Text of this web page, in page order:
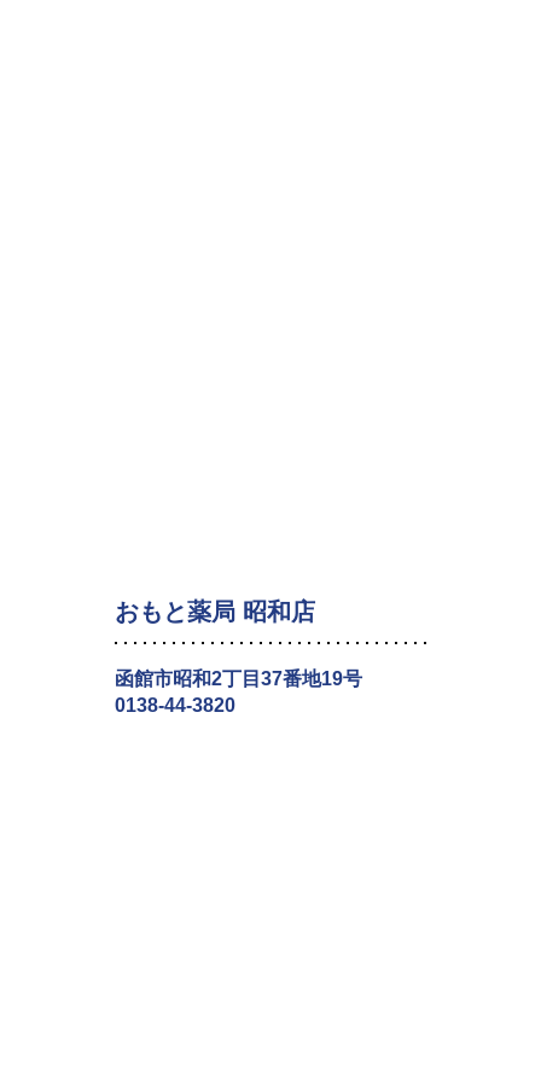
おもと薬局 昭和店
函館市昭和2丁目37番地19号
0138-44-3820